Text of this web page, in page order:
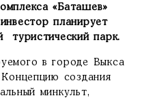
«Баташев»
планирует
туристический парк.
в городе Выкса
создания
минкульт,